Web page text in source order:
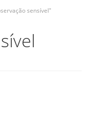
sensível"